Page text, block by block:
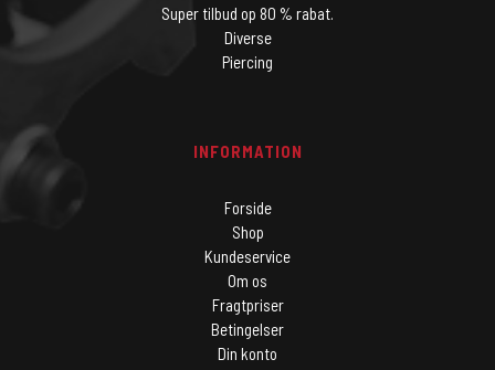
Super tilbud op 80 % rabat.
Diverse
Piercing
INFORMATION
Forside
Shop
Kundeservice
Om os
Fragtpriser
Betingelser
Din konto